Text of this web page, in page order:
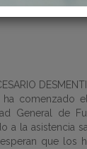
ha
General de
a la asistencia
que los